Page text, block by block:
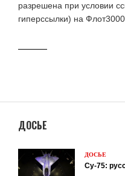
разрешена при условии
гиперссылки) на Флот3000
ДОСЬЕ
ДОСЬЕ
Су-75: